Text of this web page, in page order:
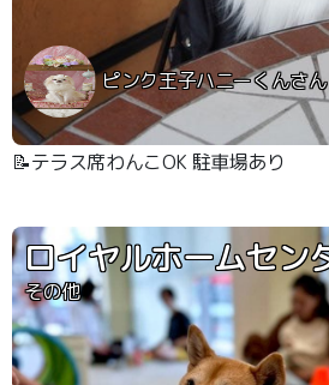
ピンク王子ハニーくんさん
📝テラス席わんこOK 駐車場あり
その他